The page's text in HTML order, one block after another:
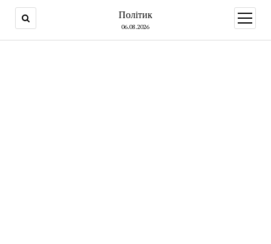
Політик
06.08.2026
open
menu